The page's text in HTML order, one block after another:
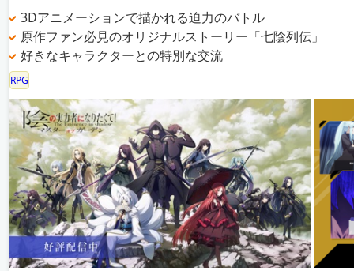
3Dアニメーションで描かれる迫力のバトル
原作ファン必見のオリジナルストーリー「七陰列伝」
好きなキャラクターとの特別な交流
RPG